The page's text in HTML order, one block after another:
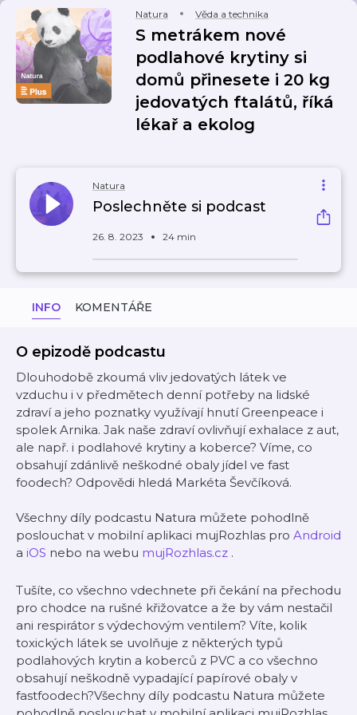
Natura Věda a technika
S metrákem nové
podlahové krytiny si
domů přinesete i 20 kg
jedovatých ftalátů, říká
lékař a ekolog
Natura
Poslechněte si podcast
26. 8. 2023 24 min
INFO KOMENTÁŘE
O epizodě podcastu
Dlouhodobě zkoumá vliv jedovatých látek ve
vzduchu i v předmětech denní potřeby na lidské
zdraví a jeho poznatky využívají hnutí Greenpeace i
spolek Arnika. Jak naše zdraví ovlivňují exhalace z aut,
ale např. i podlahové krytiny a koberce? Víme, co
obsahují zdánlivě neškodné obaly jídel ve fast
foodech? Odpovědi hledá Markéta Ševčíková.
Všechny díly podcastu Natura můžete pohodlně
poslouchat v mobilní aplikaci mujRozhlas pro Android
a iOS nebo na webu mujRozhlas.cz .
Tušíte, co všechno vdechnete při čekání na přechodu
pro chodce na rušné křižovatce a že by vám nestačil
ani respirátor s výdechovým ventilem? Víte, kolik
toxických látek se uvolňuje z některých typů
podlahových krytin a koberců z PVC a co všechno
obsahují neškodně vypadající papírové obaly v
fastfoodech?Všechny díly podcastu Natura můžete